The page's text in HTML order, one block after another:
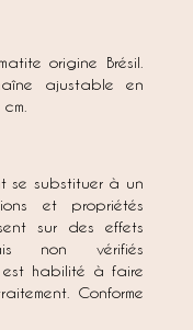
origine Brésil.
ajustable en
se substituer à un
et propriétés
sur des effets
non vérifiés
est habilité à faire
Conforme